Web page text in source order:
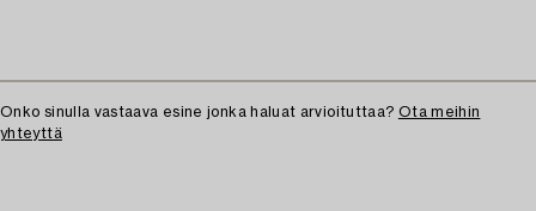
Onko sinulla vastaava esine jonka haluat arvioituttaa? Ota meihin
yhteyttä